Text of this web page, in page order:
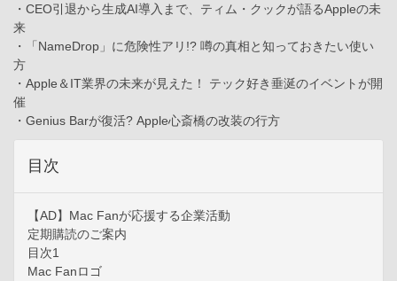
・CEO引退から生成AI導入まで、ティム・クックが語るAppleの未
来
・「NameDrop」に危険性アリ!? 噂の真相と知っておきたい使い
方
・Apple＆IT業界の未来が見えた！ テック好き垂涎のイベントが開
催
・Genius Barが復活? Apple心斎橋の改装の行方
目次
【AD】Mac Fanが応援する企業活動
定期購読のご案内
目次1
Mac Fanロゴ